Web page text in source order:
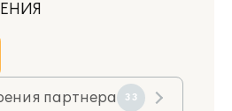
партнера 33